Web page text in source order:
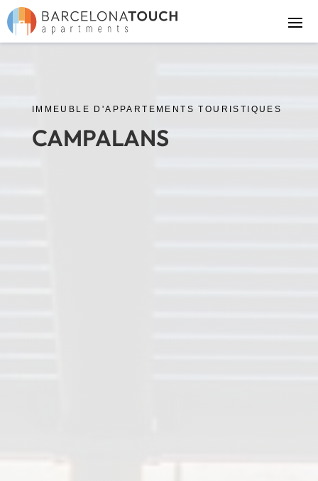
IMMEUBLE D'APPARTEMENTS TOURISTIQUES
CAMPALANS